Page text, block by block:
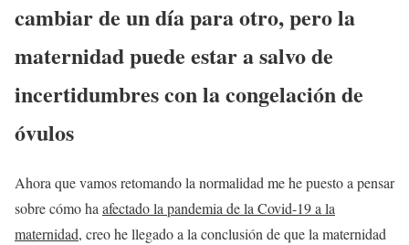
cambiar de un día para otro, pero la
maternidad puede estar a salvo de
incertidumbres con la congelación de
óvulos
Ahora que vamos retomando la normalidad me he puesto a pensar
sobre cómo ha afectado la pandemia de la Covid-19 a la
maternidad, creo he llegado a la conclusión de que la maternidad